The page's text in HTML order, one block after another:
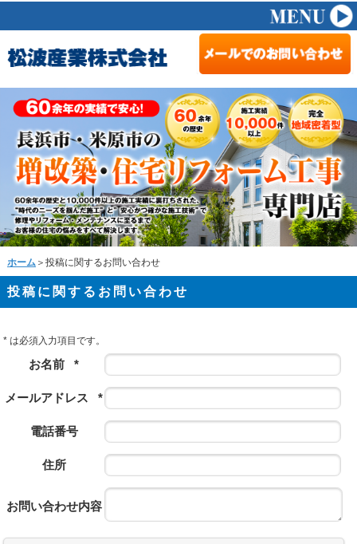
ホーム ＞投稿に関するお問い合わせ
投稿に関するお問い合わせ
* は必須入力項目です。
お名前 *
メールアドレス *
電話番号
住所
お問い合わせ内容